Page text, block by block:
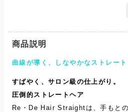
ご購入のお手続きの際、「お届け先
配送・送料について
14日以内にQTnetお客さまセンタ
交換または返品とさせていただきま
商品説明
曲線が導く、しなやかなストレート
すばやく、サロン級の仕上がり。
圧倒的ストレートヘア
Re・De Hair Straightは、手もと